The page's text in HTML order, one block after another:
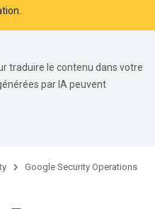
traduire le contenu dans votre
par IA peuvent
Google Security Operations